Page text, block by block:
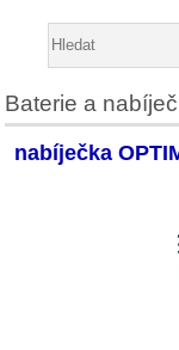
Baterie a
nabíječka